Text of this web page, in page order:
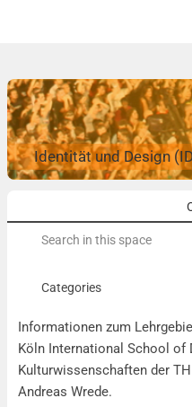
Identität und Design
Categories
Informationen zum
Köln International School of
Kulturwissenschaften der
Andreas Wrede.